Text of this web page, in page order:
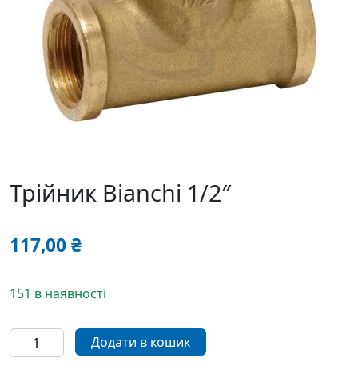
Трійник Bianchi 1/2″
117,00₴
151 в наявності
Трійник
Bianchi
Додати в кошик